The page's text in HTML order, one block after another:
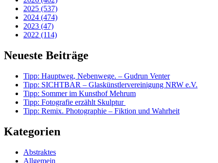
2025 (537)
2024 (474)
2023 (47)
2022 (114)
Neueste Beiträge
Tipp: Hauptweg, Nebenwege. – Gudrun Venter
Tipp: SICHTBAR – Glaskünstlervereinigung NRW e.V.
Tipp: Sommer im Kunsthof Mehrum
Tipp: Fotografie erzählt Skulptur
Tipp: Remix. Photographie – Fiktion und Wahrheit
Kategorien
Abstraktes
Allgemein